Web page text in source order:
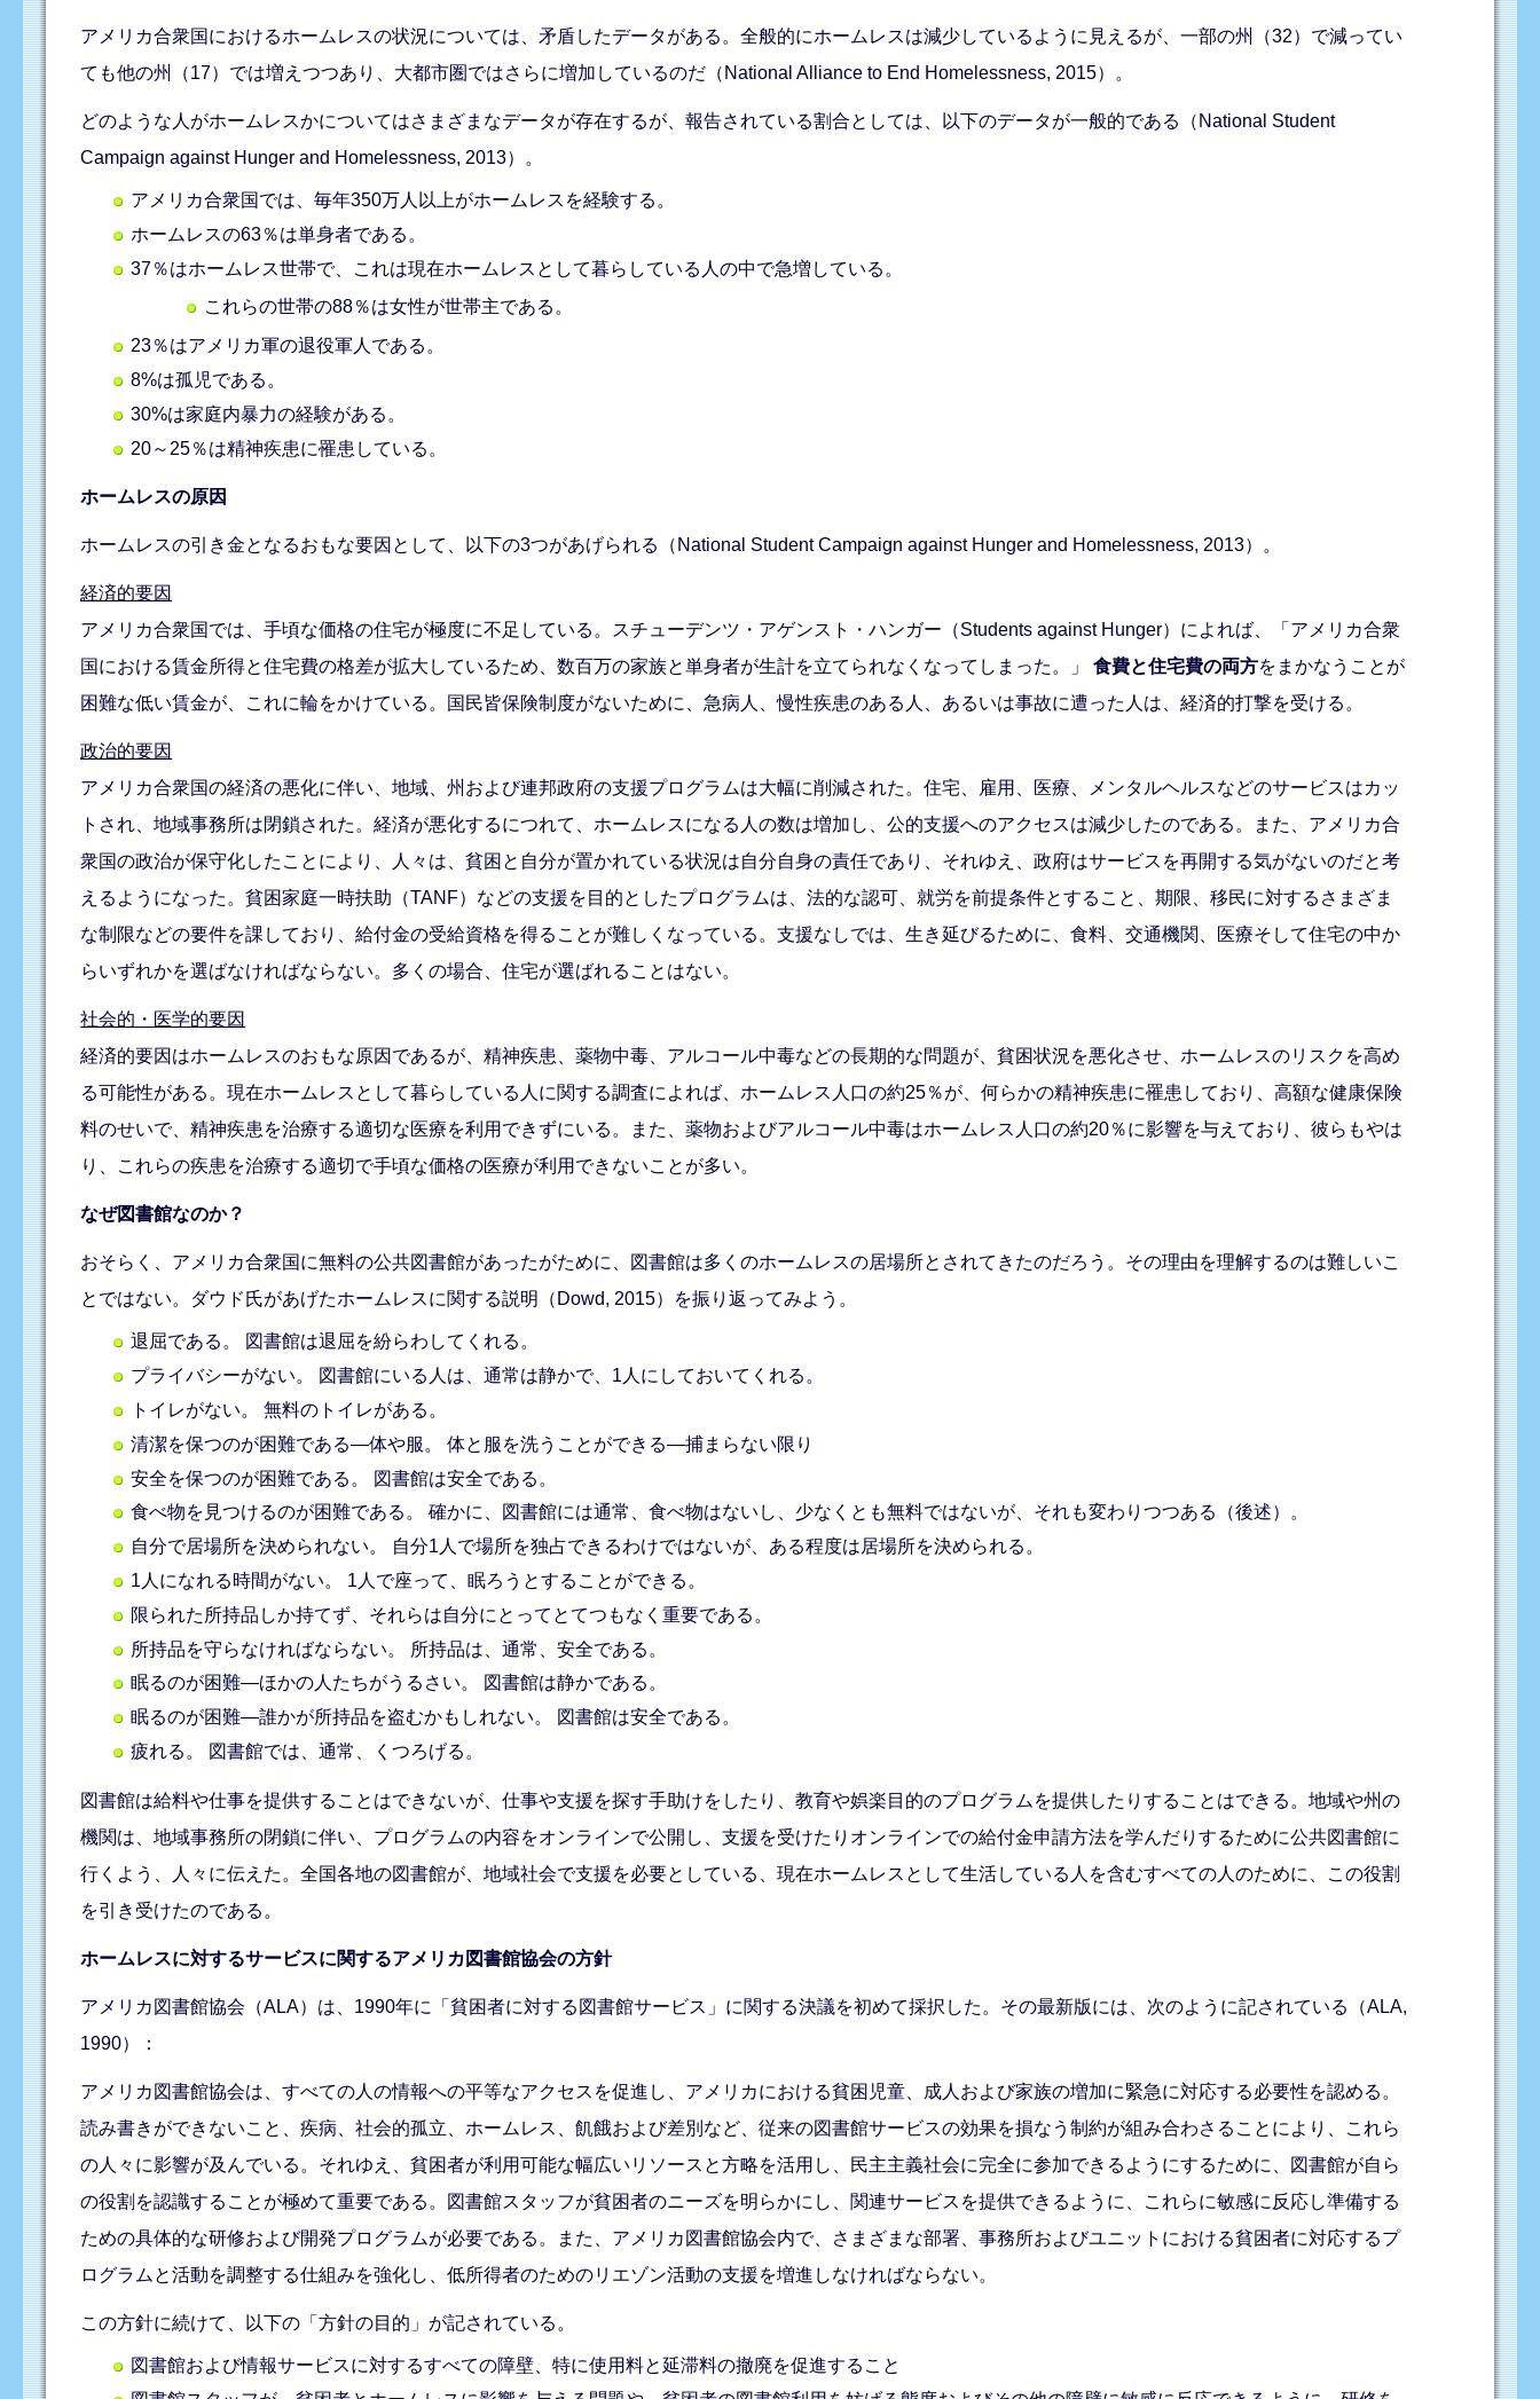
アメリカ合衆国におけるホームレスの状況については、矛盾したデータがある。全般的にホームレスは減少しているように見えるが、一部の州（32）で減ってい
ても他の州（17）では増えつつあり、大都市圏ではさらに増加しているのだ（National Alliance to End Homelessness, 2015）。
どのような人がホームレスかについてはさまざまなデータが存在するが、報告されている割合としては、以下のデータが一般的である（National Student
Campaign against Hunger and Homelessness, 2013）。
アメリカ合衆国では、毎年350万人以上がホームレスを経験する。
ホームレスの63％は単身者である。
37％はホームレス世帯で、これは現在ホームレスとして暮らしている人の中で急増している。
これらの世帯の88％は女性が世帯主である。
23％はアメリカ軍の退役軍人である。
8%は孤児である。
30%は家庭内暴力の経験がある。
20～25％は精神疾患に罹患している。
ホームレスの原因
ホームレスの引き金となるおもな要因として、以下の3つがあげられる（National Student Campaign against Hunger and Homelessness, 2013）。
経済的要因
アメリカ合衆国では、手頃な価格の住宅が極度に不足している。スチューデンツ・アゲンスト・ハンガー（Students against Hunger）によれば、「アメリカ合衆
国における賃金所得と住宅費の格差が拡大しているため、数百万の家族と単身者が生計を立てられなくなってしまった。」食費と住宅費の両方をまかなうことが
困難な低い賃金が、これに輪をかけている。国民皆保険制度がないために、急病人、慢性疾患のある人、あるいは事故に遭った人は、経済的打撃を受ける。
政治的要因
アメリカ合衆国の経済の悪化に伴い、地域、州および連邦政府の支援プログラムは大幅に削減された。住宅、雇用、医療、メンタルヘルスなどのサービスはカッ
トされ、地域事務所は閉鎖された。経済が悪化するにつれて、ホームレスになる人の数は増加し、公的支援へのアクセスは減少したのである。また、アメリカ合
衆国の政治が保守化したことにより、人々は、貧困と自分が置かれている状況は自分自身の責任であり、それゆえ、政府はサービスを再開する気がないのだと考
えるようになった。貧困家庭一時扶助（TANF）などの支援を目的としたプログラムは、法的な認可、就労を前提条件とすること、期限、移民に対するさまざま
な制限などの要件を課しており、給付金の受給資格を得ることが難しくなっている。支援なしでは、生き延びるために、食料、交通機関、医療そして住宅の中か
らいずれかを選ばなければならない。多くの場合、住宅が選ばれることはない。
社会的・医学的要因
経済的要因はホームレスのおもな原因であるが、精神疾患、薬物中毒、アルコール中毒などの長期的な問題が、貧困状況を悪化させ、ホームレスのリスクを高め
る可能性がある。現在ホームレスとして暮らしている人に関する調査によれば、ホームレス人口の約25％が、何らかの精神疾患に罹患しており、高額な健康保険
料のせいで、精神疾患を治療する適切な医療を利用できずにいる。また、薬物およびアルコール中毒はホームレス人口の約20％に影響を与えており、彼らもやは
り、これらの疾患を治療する適切で手頃な価格の医療が利用できないことが多い。
なぜ図書館なのか？
おそらく、アメリカ合衆国に無料の公共図書館があったがために、図書館は多くのホームレスの居場所とされてきたのだろう。その理由を理解するのは難しいこ
とではない。ダウド氏があげたホームレスに関する説明（Dowd, 2015）を振り返ってみよう。
退屈である。 図書館は退屈を紛らわしてくれる。
プライバシーがない。 図書館にいる人は、通常は静かで、1人にしておいてくれる。
トイレがない。 無料のトイレがある。
清潔を保つのが困難である―体や服。 体と服を洗うことができる―捕まらない限り
安全を保つのが困難である。 図書館は安全である。
食べ物を見つけるのが困難である。 確かに、図書館には通常、食べ物はないし、少なくとも無料ではないが、それも変わりつつある（後述）。
自分で居場所を決められない。 自分1人で場所を独占できるわけではないが、ある程度は居場所を決められる。
1人になれる時間がない。 1人で座って、眠ろうとすることができる。
限られた所持品しか持てず、それらは自分にとってとてつもなく重要である。
所持品を守らなければならない。 所持品は、通常、安全である。
眠るのが困難―ほかの人たちがうるさい。 図書館は静かである。
眠るのが困難―誰かが所持品を盗むかもしれない。 図書館は安全である。
疲れる。 図書館では、通常、くつろげる。
図書館は給料や仕事を提供することはできないが、仕事や支援を探す手助けをしたり、教育や娯楽目的のプログラムを提供したりすることはできる。地域や州の
機関は、地域事務所の閉鎖に伴い、プログラムの内容をオンラインで公開し、支援を受けたりオンラインでの給付金申請方法を学んだりするために公共図書館に
行くよう、人々に伝えた。全国各地の図書館が、地域社会で支援を必要としている、現在ホームレスとして生活している人を含むすべての人のために、この役割
を引き受けたのである。
ホームレスに対するサービスに関するアメリカ図書館協会の方針
アメリカ図書館協会（ALA）は、1990年に「貧困者に対する図書館サービス」に関する決議を初めて採択した。その最新版には、次のように記されている（ALA,
1990）：
アメリカ図書館協会は、すべての人の情報への平等なアクセスを促進し、アメリカにおける貧困児童、成人および家族の増加に緊急に対応する必要性を認める。
読み書きができないこと、疾病、社会的孤立、ホームレス、飢餓および差別など、従来の図書館サービスの効果を損なう制約が組み合わさることにより、これら
の人々に影響が及んでいる。それゆえ、貧困者が利用可能な幅広いリソースと方略を活用し、民主主義社会に完全に参加できるようにするために、図書館が自ら
の役割を認識することが極めて重要である。図書館スタッフが貧困者のニーズを明らかにし、関連サービスを提供できるように、これらに敏感に反応し準備する
ための具体的な研修および開発プログラムが必要である。また、アメリカ図書館協会内で、さまざまな部署、事務所およびユニットにおける貧困者に対応するプ
ログラムと活動を調整する仕組みを強化し、低所得者のためのリエゾン活動の支援を増進しなければならない。
この方針に続けて、以下の「方針の目的」が記されている。
図書館および情報サービスに対するすべての障壁、特に使用料と延滞料の撤廃を促進すること